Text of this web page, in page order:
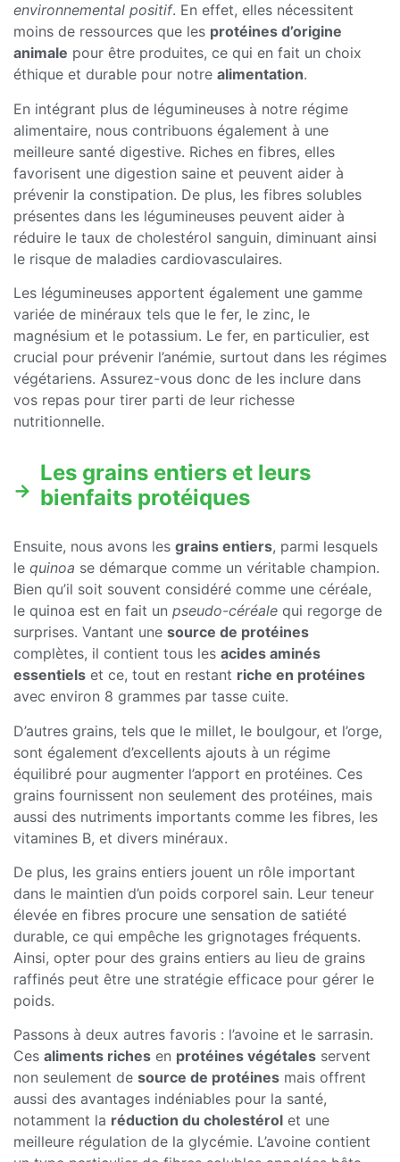
environnemental positif. En effet, elles nécessitent
moins de ressources que les protéines d’origine
animale pour être produites, ce qui en fait un choix
éthique et durable pour notre alimentation.
En intégrant plus de légumineuses à notre régime
alimentaire, nous contribuons également à une
meilleure santé digestive. Riches en fibres, elles
favorisent une digestion saine et peuvent aider à
prévenir la constipation. De plus, les fibres solubles
présentes dans les légumineuses peuvent aider à
réduire le taux de cholestérol sanguin, diminuant ainsi
le risque de maladies cardiovasculaires.
Les légumineuses apportent également une gamme
variée de minéraux tels que le fer, le zinc, le
magnésium et le potassium. Le fer, en particulier, est
crucial pour prévenir l’anémie, surtout dans les régimes
végétariens. Assurez-vous donc de les inclure dans
vos repas pour tirer parti de leur richesse
nutritionnelle.
Les grains entiers et leurs
bienfaits protéiques
Ensuite, nous avons les grains entiers, parmi lesquels
le quinoa se démarque comme un véritable champion.
Bien qu’il soit souvent considéré comme une céréale,
le quinoa est en fait un pseudo-céréale qui regorge de
surprises. Vantant une source de protéines
complètes, il contient tous les acides aminés
essentiels et ce, tout en restant riche en protéines
avec environ 8 grammes par tasse cuite.
D’autres grains, tels que le millet, le boulgour, et l’orge,
sont également d’excellents ajouts à un régime
équilibré pour augmenter l’apport en protéines. Ces
grains fournissent non seulement des protéines, mais
aussi des nutriments importants comme les fibres, les
vitamines B, et divers minéraux.
De plus, les grains entiers jouent un rôle important
dans le maintien d’un poids corporel sain. Leur teneur
élevée en fibres procure une sensation de satiété
durable, ce qui empêche les grignotages fréquents.
Ainsi, opter pour des grains entiers au lieu de grains
raffinés peut être une stratégie efficace pour gérer le
poids.
Passons à deux autres favoris : l’avoine et le sarrasin.
Ces aliments riches en protéines végétales servent
non seulement de source de protéines mais offrent
aussi des avantages indéniables pour la santé,
notamment la réduction du cholestérol et une
meilleure régulation de la glycémie. L’avoine contient